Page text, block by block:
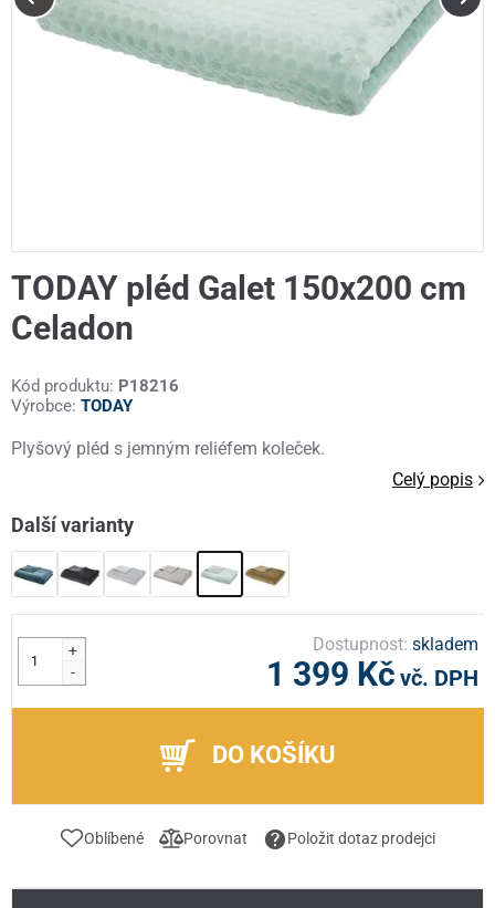
TODAY pléd Galet 150x200 cm
Celadon
Kód produktu: P18216
Výrobce: TODAY
Plyšový pléd s jemným reliéfem koleček.
Celý popis
Další varianty
+
-
Dostupnost:skladem
1 399 Kč vč. DPH
DO KOŠÍKU
Oblíbené Porovnat Položit dotaz prodejci